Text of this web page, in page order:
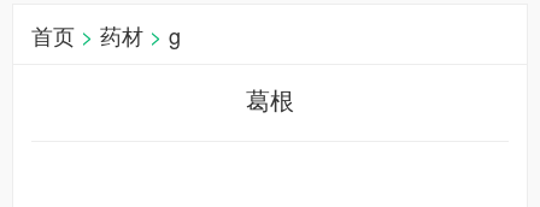
首页 > 药材 > g
葛根